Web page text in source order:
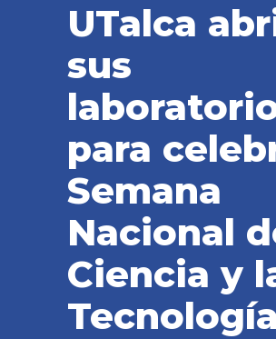
UTalca
sus
para
Semana
Nacional
Ciencia y
Tecnología